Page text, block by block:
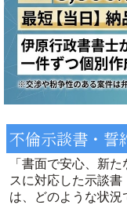
不倫示談書・誓
「書面で安心、新
スに対応した示談
は、どのような状